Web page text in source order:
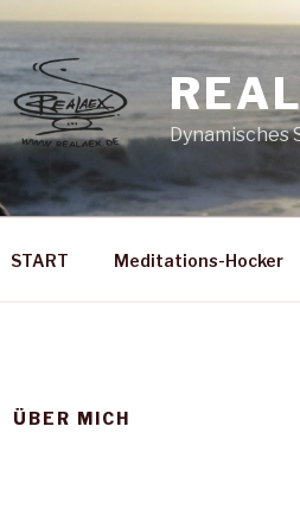
Dynamisches
START Meditations-Hocker
ÜBER MICH